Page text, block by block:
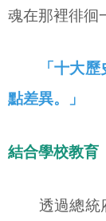
魂在那裡徘徊
「十大歷史
點差異。」
結合學校教育
透過總統府